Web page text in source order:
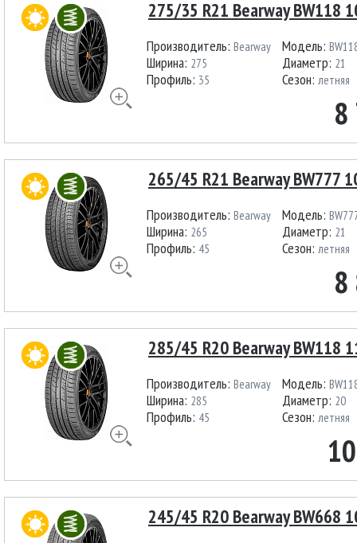
275/35 R21 Bearway BW118
Производитель: Bearway
Ширина: 275
Профиль: 35
Модель:
Диаметр: 21
Сезон: летняя
265/45 R21 Bearway BW777
Производитель: Bearway
Ширина: 265
Профиль: 45
Модель:
Диаметр: 21
Сезон: летняя
285/45 R20 Bearway BW118
Производитель: Bearway
Ширина: 285
Профиль: 45
Модель:
Диаметр: 20
Сезон: летняя
245/45 R20 Bearway BW668